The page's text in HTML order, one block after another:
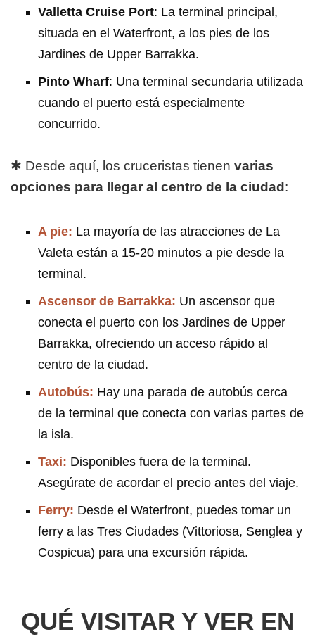
Valletta Cruise Port: La terminal principal,
situada en el Waterfront, a los pies de los
Jardines de Upper Barrakka.
Pinto Wharf: Una terminal secundaria utilizada
cuando el puerto está especialmente
concurrido.
✱ Desde aquí, los cruceristas tienen varias
opciones para llegar al centro de la ciudad:
A pie: La mayoría de las atracciones de La
Valeta están a 15-20 minutos a pie desde la
terminal.
Ascensor de Barrakka: Un ascensor que
conecta el puerto con los Jardines de Upper
Barrakka, ofreciendo un acceso rápido al
centro de la ciudad.
Autobús: Hay una parada de autobús cerca
de la terminal que conecta con varias partes de
la isla.
Taxi: Disponibles fuera de la terminal.
Asegúrate de acordar el precio antes del viaje.
Ferry: Desde el Waterfront, puedes tomar un
ferry a las Tres Ciudades (Vittoriosa, Senglea y
Cospicua) para una excursión rápida.
QUÉ VISITAR Y VER EN